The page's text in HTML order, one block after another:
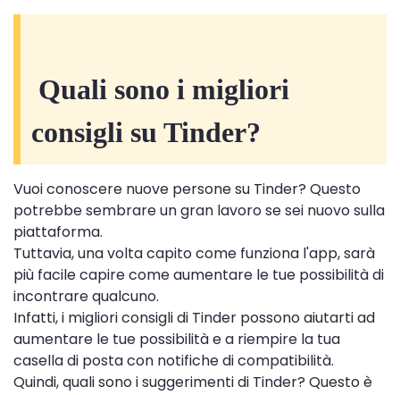
Quali sono i migliori
consigli su Tinder?
Vuoi conoscere nuove persone su Tinder? Questo
potrebbe sembrare un gran lavoro se sei nuovo sulla
piattaforma.
Tuttavia, una volta capito come funziona l'app, sarà
più facile capire come aumentare le tue possibilità di
incontrare qualcuno.
Infatti, i migliori consigli di Tinder possono aiutarti ad
aumentare le tue possibilità e a riempire la tua
casella di posta con notifiche di compatibilità.
Quindi, quali sono i suggerimenti di Tinder? Questo è